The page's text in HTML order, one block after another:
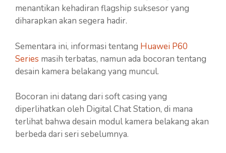
menantikan kehadiran flagship suksesor yang
diharapkan akan segera hadir.
Sementara ini, informasi tentang Huawei P60
Series masih terbatas, namun ada bocoran tentang
desain kamera belakang yang muncul.
Bocoran ini datang dari soft casing yang
diperlihatkan oleh Digital Chat Station, di mana
terlihat bahwa desain modul kamera belakang akan
berbeda dari seri sebelumnya.